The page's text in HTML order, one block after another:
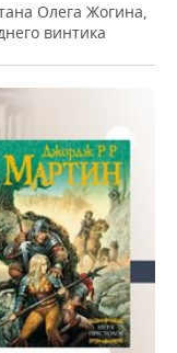
Олега Жогина,
винтика